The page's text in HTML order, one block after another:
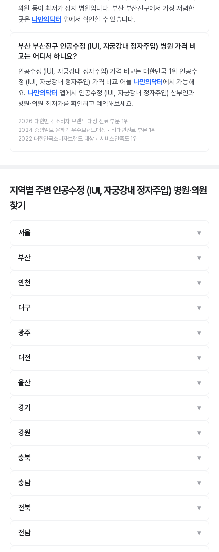
의원 등이 최저가 성지 병원입니다. 부산 부산진구에서 가장 저렴한
곳은 나만의닥터 앱에서 확인할 수 있습니다.
부산 부산진구 인공수정 (IUI, 자궁강내 정자주입) 병원 가격 비
교는 어디서 하나요?
인공수정 (IUI, 자궁강내 정자주입) 가격 비교는 대한민국 1위 인공수
정 (IUI, 자궁강내 정자주입) 가격 비교 어플 나만의닥터에서 가능해
요. 나만의닥터 앱에서 인공수정 (IUI, 자궁강내 정자주입) 산부인과
병원·의원 최저가를 확인하고 예약해보세요.
2026 대한민국 소비자 브랜드 대상 진료 부문 1위
2024 중앙일보 올해의 우수브랜드대상 • 비대면진료 부문 1위
2022 대한민국소비자브랜드 대상 • 서비스만족도 1위
지역별 주변 인공수정 (IUI, 자궁강내 정자주입) 병원·의원
찾기
서울
부산
인천
대구
광주
대전
울산
경기
강원
충북
충남
전북
전남